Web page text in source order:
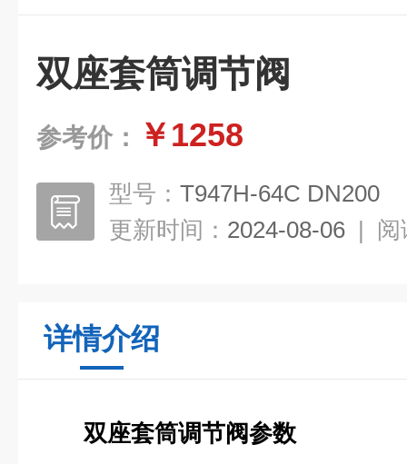
双座套筒调节阀
参考价： ￥1258
型号： T947H-64C DN200
更新时间： 2024-08-06 | 阅
详情介绍
双座套筒调节阀参数